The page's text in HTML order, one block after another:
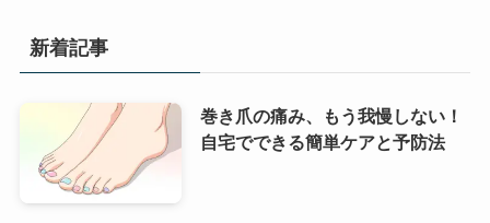
新着記事
巻き爪の痛み、もう我慢しない！
自宅でできる簡単ケアと予防法